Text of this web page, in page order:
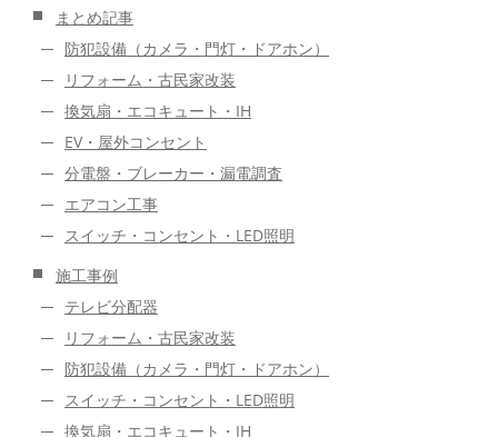
まとめ記事
防犯設備（カメラ・門灯・ドアホン）
リフォーム・古民家改装
換気扇・エコキュート・IH
EV・屋外コンセント
分電盤・ブレーカー・漏電調査
エアコン工事
スイッチ・コンセント・LED照明
施工事例
テレビ分配器
リフォーム・古民家改装
防犯設備（カメラ・門灯・ドアホン）
スイッチ・コンセント・LED照明
換気扇・エコキュート・IH